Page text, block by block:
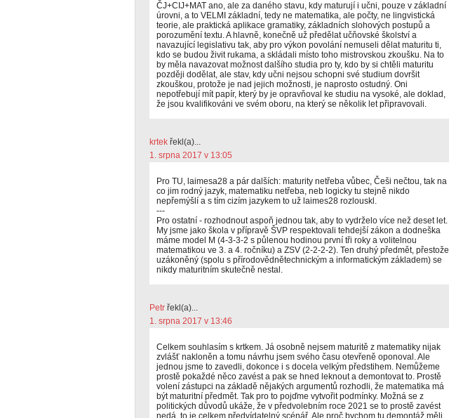
ČJ+CIJ+MAT ano, ale za daného stavu, kdy maturují i učni, pouze v základní
úrovni, a to VELMI základní, tedy ne matematika, ale počty, ne lingvistická
teorie, ale praktická aplikace gramatiky, základních slohových postupů a
porozumění textu. A hlavně, konečně už předělat učňovské školství a
navazující legislativu tak, aby pro výkon povolání nemuseli dělat maturitu ti,
kdo se budou živit rukama, a skládali místo toho mistrovskou zkoušku. Na to
by měla navazovat možnost dalšího studia pro ty, kdo by si chtěli maturitu
později dodělat, ale stav, kdy učni nejsou schopni své studium dovršit
zkouškou, protože je nad jejich možnosti, je naprosto ostudný. Oni
nepotřebují mít papír, který by je opravňoval ke studiu na vysoké, ale doklad,
že jsou kvalifikováni ve svém oboru, na který se několik let připravovali.
krtek řekl(a)...
1. srpna 2017 v 13:05
Pro TU, laimesa28 a pár dalších: maturity netřeba vůbec, Češi nečtou, tak na
co jim rodný jazyk, matematiku netřeba, neb logicky tu stejně nikdo
nepřemýšlí a s tím cizím jazykem to už laimes28 rozlouskl.
---
Pro ostatní - rozhodnout aspoň jednou tak, aby to vydrželo více než deset let.
My jsme jako škola v přípravě ŠVP respektovali tehdejší zákon a dodneška
máme model M (4-3-3-2 s půlenou hodinou první tři roky a volitelnou
matematikou ve 3. a 4. ročníku) a ZSV (2-2-2-2). Ten druhý předmět, přestože
uzákoněný (spolu s přírodovědnětechnickým a informatickým základem) se
nikdy maturitním skutečně nestal.
Petr řekl(a)...
1. srpna 2017 v 13:46
Celkem souhlasím s krtkem. Já osobně nejsem maturitě z matematiky nijak
zvlášť nakloněn a tomu návrhu jsem svého času otevřeně oponoval. Ale
jednou jsme to zavedli, dokonce i s docela velkým předstihem. Nemůžeme
prostě pokaždé něco zavést a pak se hned leknout a demontovat to. Prostě
volení zástupci na základě nějakých argumentů rozhodli, že matematika má
být maturitní předmět. Tak pro to pojďme vytvořit podmínky. Možná se z
politických důvodů ukáže, že v předvolebním roce 2021 se to prostě zavést
nedá, to je celkem předvídatelný scénář. Ale proč bychom tu demontáž měli